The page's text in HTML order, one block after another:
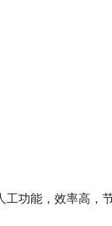
功能，效率高，节